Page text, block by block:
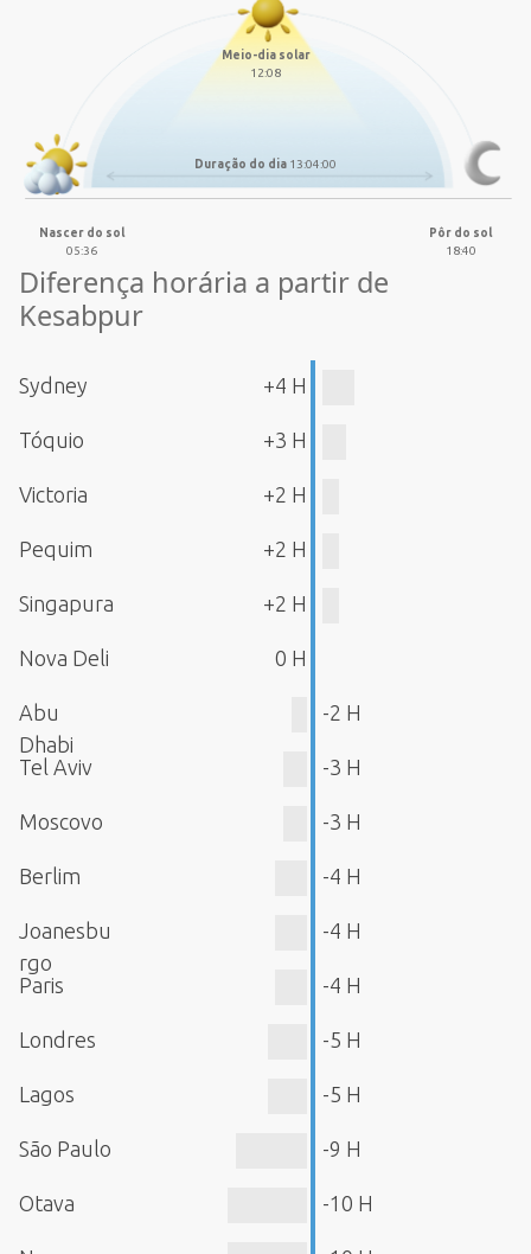
Meio-dia solar
12:08
Duração do dia 13:04:00
Nascer do sol
05:36
Pôr do sol
18:40
Diferença horária a partir de
Kesabpur
Sydney +4 H
Tóquio +3 H
Victoria +2 H
Pequim +2 H
Singapura +2 H
Nova Deli 0 H
Abu
Dhabi
-2 H
Tel Aviv -3 H
Moscovo -3 H
Berlim -4 H
Joanesbu
rgo
-4 H
Paris -4 H
Londres -5 H
Lagos -5 H
São Paulo -9 H
Otava -10 H